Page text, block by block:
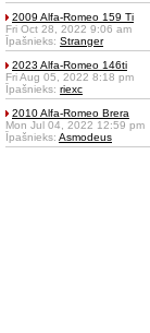
2009 Alfa-Romeo 159 Ti
Fri Oct 28, 2022 9:06 am
Īpašnieks: Stranger
2023 Alfa-Romeo 146ti
Fri Aug 05, 2022 8:18 pm
Īpašnieks: riexc
2010 Alfa-Romeo Brera
Mon Jul 04, 2022 12:59 pm
Īpašnieks: Asmodeus